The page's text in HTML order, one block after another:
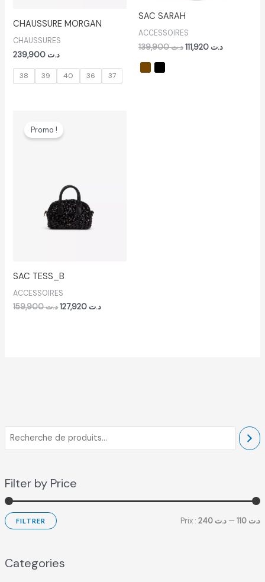
Filter by Price
FILTRER Prix : د.ت 110 — د.ت 240
Categories
CHAUSSURE MORGAN
CHAUSSURES
د.ت
38 39 40 36 37
SAC SARAH
ACCESSOIRES
د.ت139,900 د.ت
Promo !
SAC TESS_B
ACCESSOIRES
د.ت159,900
initial
د.ت